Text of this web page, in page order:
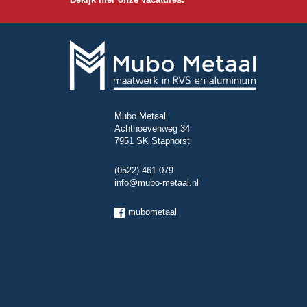
Mubo Metaal
Achthoevenweg 34
7951 SK Staphorst
(0522) 461 079
info@mubo-metaal.nl
mubometaal